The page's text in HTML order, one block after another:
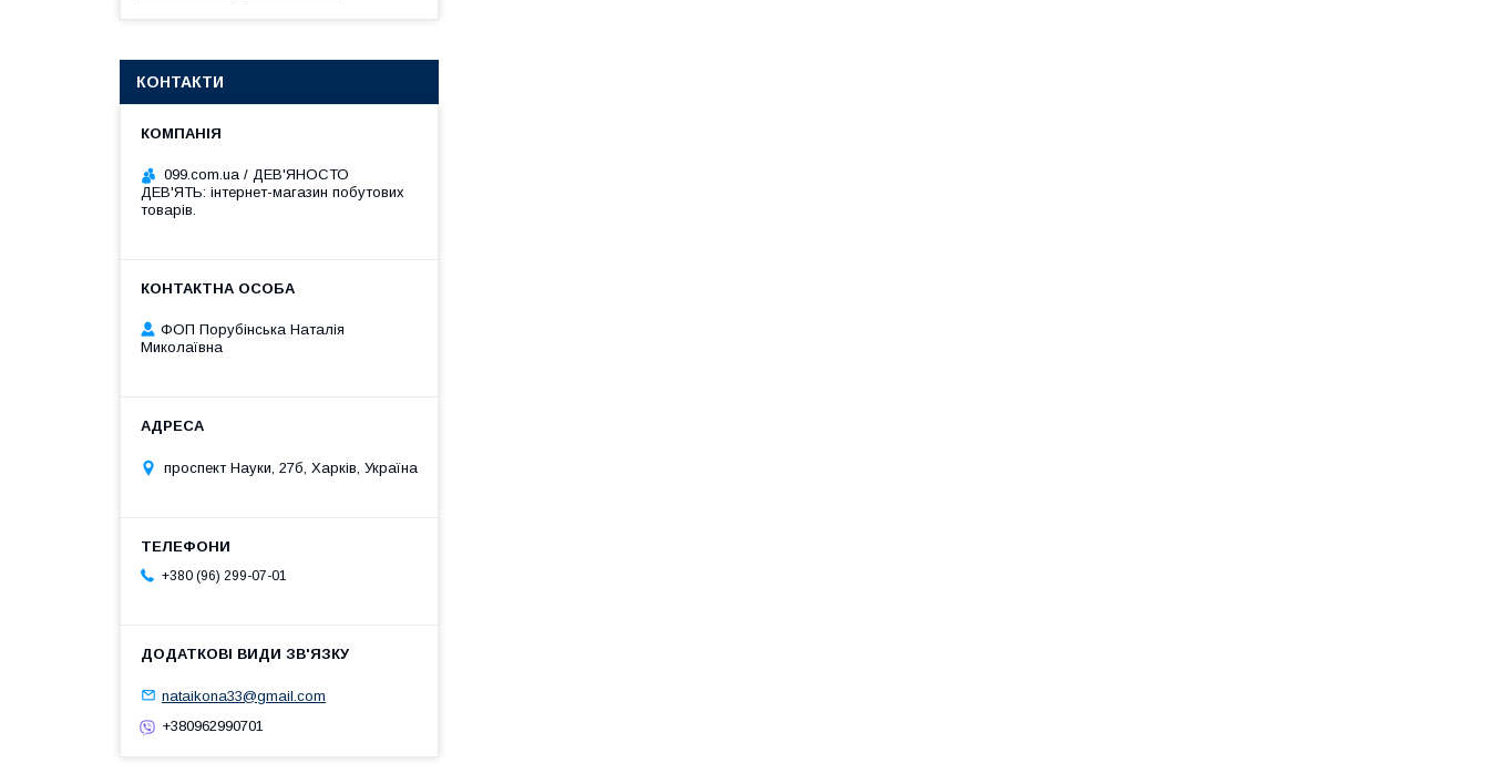
КОНТАКТИ
099.com.ua / ДЕВ'ЯНОСТО
ДЕВ'ЯТЬ: інтернет-магазин побутових
товарів.
ФОП Порубінська Наталія
Миколаївна
проспект Науки, 27б, Харків, Україна
+380 (96) 299-07-01
nataikona33@gmail.com
+380962990701